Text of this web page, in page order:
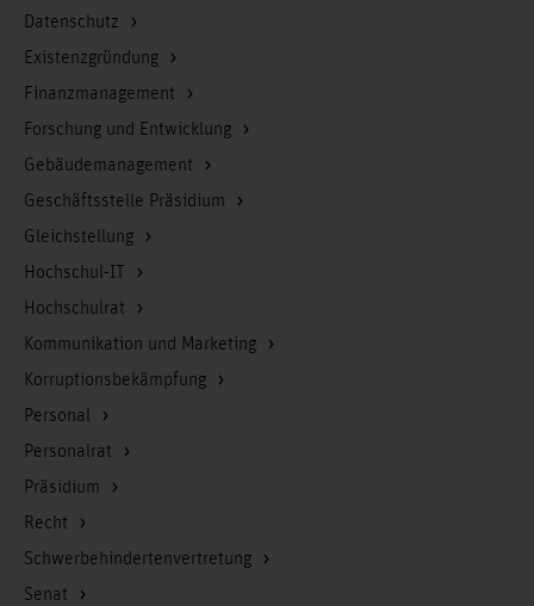
Datenschutz
Existenzgründung
Finanzmanagement
Forschung und Entwicklung
Gebäudemanagement
Geschäftsstelle Präsidium
Gleichstellung
Hochschul-IT
Hochschulrat
Kommunikation und Marketing
Korruptionsbekämpfung
Personal
Personalrat
Präsidium
Recht
Schwerbehindertenvertretung
Senat